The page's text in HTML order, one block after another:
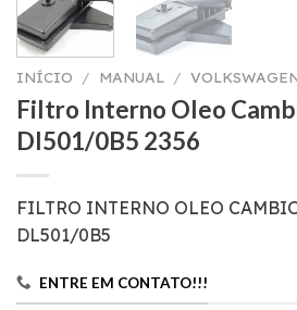
INÍCIO / MANUAL /
Filtro Interno Oleo
Dl501/0B5 2356
FILTRO INTERNO OLEO
DL501/0B5
ENTRE EM CONTATO!!!